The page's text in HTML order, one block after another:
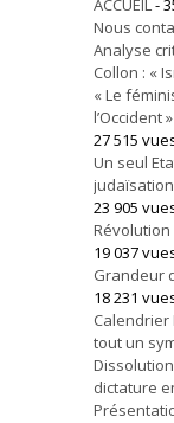
ACCUEIL-
Nous
Analyse
Collon : «
« Le
l’Occident
27 515
Un seul
judaïsation
23 905
19 037
Grandeur
18 231
Calendrier
tout un
dictature